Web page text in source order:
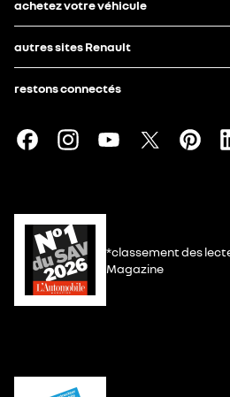
achetez votre véhicule
autres sites Renault
restons connectés
*classement des
Magazine